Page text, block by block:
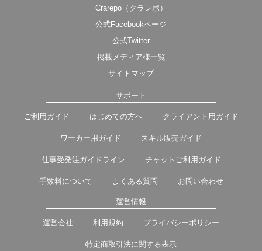
Crarepo（クラレポ）
公式Facebookページ
公式Twitter
掲載メディア様一覧
サイトマップ
サポート
ご利用ガイド はじめての方へ クライアント用ガイド
ワーカー用ガイド スキル販売ガイド
仕事受発注ガイドライン チャットご利用ガイド
手数料について よくある質問 お問い合わせ
運営情報
運営会社 利用規約 プライバシーポリシー
特定商取引法に関する表示